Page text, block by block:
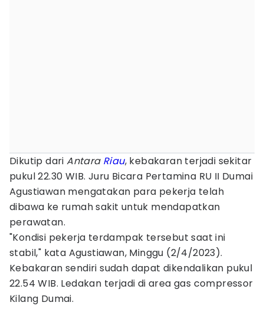
Dikutip dariAntara Riau, kebakaran terjadi sekitar
pukul 22.30 WIB. Juru Bicara Pertamina RU II Dumai
Agustiawan mengatakan para pekerja telah
dibawa ke rumah sakit untuk mendapatkan
perawatan.
"Kondisi pekerja terdampak tersebut saat ini
stabil," kata Agustiawan, Minggu (2/4/2023).
Kebakaran sendiri sudah dapat dikendalikan pukul
22.54 WIB. Ledakan terjadi di area gas compressor
Kilang Dumai.